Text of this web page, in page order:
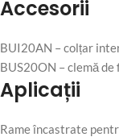
Accesorii
BUI20AN – colțar
BUS20ON – clemă
Aplicații
Rame încastrate